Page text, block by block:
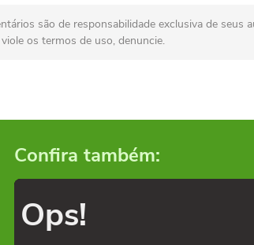
são de responsabilidade exclusiva de seus
os termos de uso, denuncie.
Confira também:
Ops!